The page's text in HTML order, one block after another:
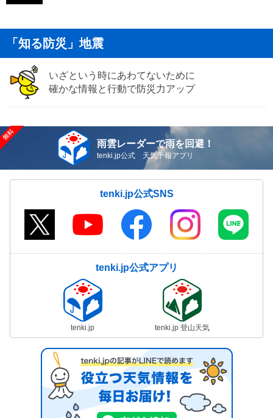
「知る防災」地震
いざという時にあわてないために
確かな情報と行動で防災力アップ
雨雲レーダーで雨を回避！
tenki.jp公式 天気予報アプリ
tenki.jp公式SNS
tenki.jp公式アプリ
tenki.jp tenki.jp 登山天気